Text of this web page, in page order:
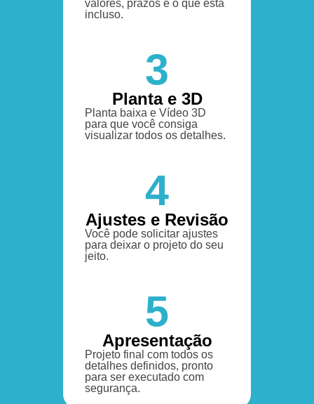
valores, prazos e o que está
incluso.
3
Planta e 3D
Planta baixa e Vídeo 3D
para que você consiga
visualizar todos os detalhes.
4
Ajustes e Revisão
Você pode solicitar ajustes
para deixar o projeto do seu
jeito.
5
Apresentação
Projeto final com todos os
detalhes definidos, pronto
para ser executado com
segurança.